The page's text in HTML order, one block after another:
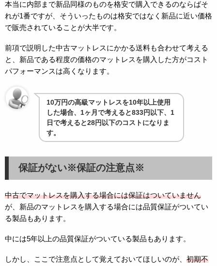
本当に内部まで新品同様のものを格安で購入できるのならばそ
れが1番ですが、そういったものは格安ではなく新品に近い価格
で販売されていることが大半です。
前項で説明した中古マットレスにかかる送料も合わせて考える
と、新品である程度の価格のマットレスを購入した方がコスト
パフォーマンスは高くなります。
10万円の高級マットレスを10年以上使用
した場合、1ヶ月で考えると833円以下、1
日で考えると28円以下のコストになりま
す。
保証がない※保証の注意点※
中古でマットレスを購入する場合には保証はついていません
が、新品のマットレスを購入する場合には品質保証がついてい
る製品もあります。
中には5年以上の品質保証がついている製品もあります。
しかし、ここで注意点として覚えておいてほしいのが、 初期不